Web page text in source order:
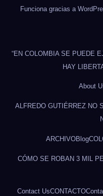
Funciona gracias a
“EN COLOMBIA SE PUEDE
HAY
About
ALFREDO GUTIÉRREZ NO
ARCHIVOBlog
CÓMO SE ROBAN 3 MIL
Contact UsCONTACTO